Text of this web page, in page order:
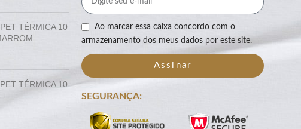
TÉRMICA 10
TÉRMICA 10
Ao marcar essa caixa concordo com o
armazenamento dos meus dados por este site.
Assinar
SEGURANÇA: